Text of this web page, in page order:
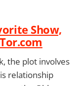
Show,
the plot involves
relationship